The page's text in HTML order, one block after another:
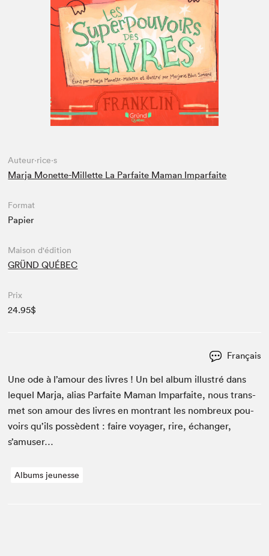
Espace médias
Auteur·rice·s
Marja Monette-Millette La Parfaite Maman Imparfaite
Format
Papier
Maison d'édition
GRÜND QUÉBEC
Prix
24.95$
Français
Une ode à l’amour des livres ! Un bel album illus­tré dans
lequel Mar­ja, alias Par­faite Maman Impar­faite, nous trans­
met son amour des livres en mon­trant les nom­breux pou­
voirs qu’ils pos­sè­dent : faire voy­ager, rire, échang­er,
s’amuser…
Albums jeunesse